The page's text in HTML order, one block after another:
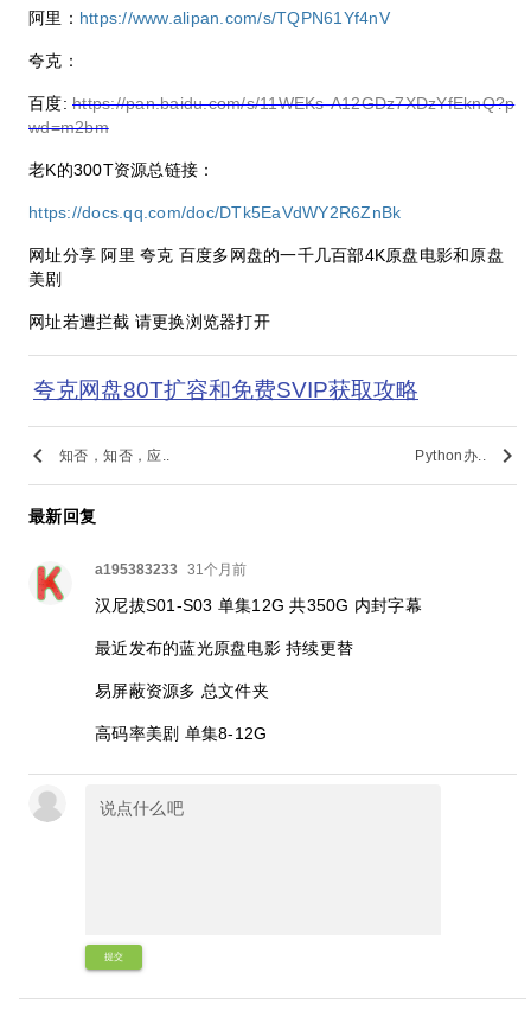
阿里： https://www.alipan.com/s/TQPN61Yf4nV
夸克：
百度:https://pan.baidu.com/s/11WEKs-A12GDz7XDzYfEknQ?p
wd=m2bm
老K的300T资源总链接：
https://docs.qq.com/doc/DTk5EaVdWY2R6ZnBk
网址分享 阿里 夸克 百度多网盘的一千几百部4K原盘电影和原盘
美剧
网址若遭拦截 请更换浏览器打开
夸克网盘80T扩容和免费SVIP获取攻略
keyboard_arrow_left 知否，知否，应.. Python办.. keyboard_arrow_right
最新回复
a195383233 31个月前
汉尼拔S01-S03 单集12G 共350G 内封字幕
最近发布的蓝光原盘电影 持续更替
易屏蔽资源多 总文件夹
高码率美剧 单集8-12G
提交